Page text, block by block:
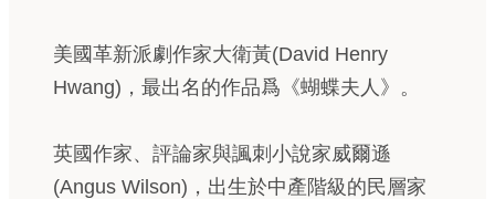
美國革新派劇作家大衛黃(David Henry
Hwang)，最出名的作品爲《蝴蝶夫人》。
英國作家、評論家與諷刺小說家威爾遜
(Angus Wilson)，出生於中產階級的民層家